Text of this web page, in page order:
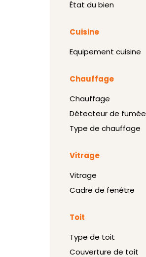
État du bien
Cuisine
Equipement cuisine
Chauffage
Chauffage
Détecteur de fumée
Type de chauffage
Vitrage
Vitrage
Cadre de fenêtre
Toit
Type de toit
Couverture de toit